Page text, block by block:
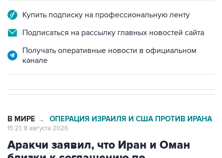
Подписаться на рассылку главных новостей сайта
Получать оперативные новости в официальном
Аракчи заявил, что Иран и Оман
близки к соглашению по
Ормузскому проливу